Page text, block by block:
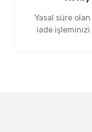
Yasal süre
iade